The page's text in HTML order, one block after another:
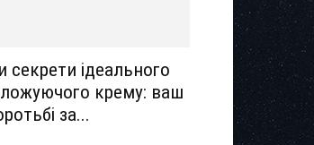
секрети ідеального
крему: ваш
за...